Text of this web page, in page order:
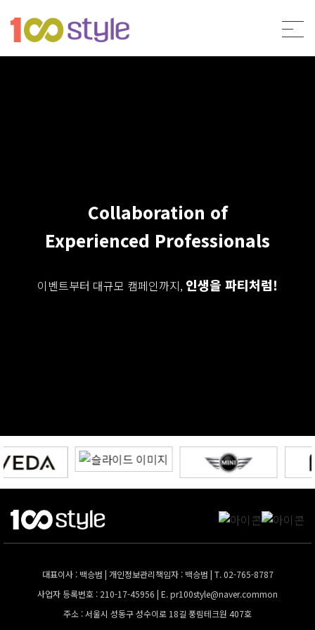
Collaboration of
Experienced Professionals
이벤트부터 대규모 캠페인까지, 인생을 파티처럼!
대표이사 : 백승범 | 개인정보관리책임자 : 백승범 | T. 02-765-8787
사업자 등록번호 : 210-17-45956 | E.pr100style@naver.common
주소 : 서울시 성동구 성수이로 18길 풍림테크원 407호